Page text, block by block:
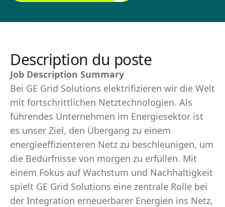
Description du poste
Job Description Summary
Bei GE Grid Solutions elektrifizieren wir die Welt
mit fortschrittlichen Netztechnologien. Als
führendes Unternehmen im Energiesektor ist
es unser Ziel, den Übergang zu einem
energieeffizienteren Netz zu beschleunigen, um
die Bedürfnisse von morgen zu erfüllen. Mit
einem Fokus auf Wachstum und Nachhaltigkeit
spielt GE Grid Solutions eine zentrale Rolle bei
der Integration erneuerbarer Energien ins Netz,